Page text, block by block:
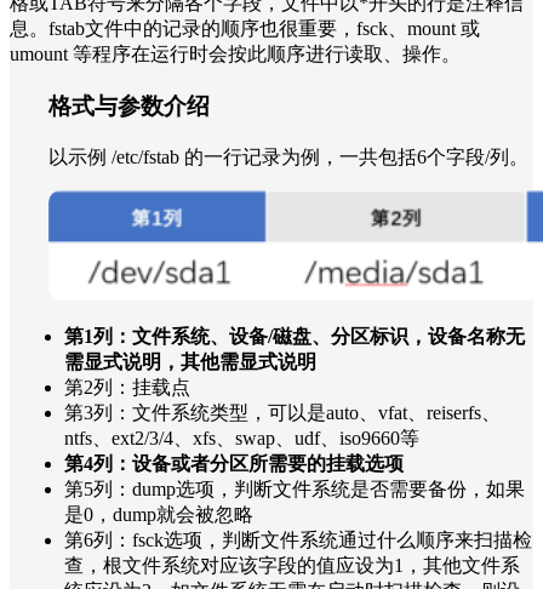
息。fstab文件中的记录的顺序也很重要，fsck、mount 或
umount 等程序在运行时会按此顺序进行读取、操作。
格式与参数介绍
以示例 /etc/fstab 的一行记录为例，一共包括6个字段/列。
第1列：文件系统、设备/磁盘、分区标识，设备名称无
需显式说明，其他需显式说明
第2列：挂载点
第3列：文件系统类型，可以是auto、vfat、reiserfs、
ntfs、ext2/3/4、xfs、swap、udf、iso9660等
第4列：设备或者分区所需要的挂载选项
第5列：dump选项，判断文件系统是否需要备份，如果
是0，dump就会被忽略
第6列：fsck选项，判断文件系统通过什么顺序来扫描检
查，根文件系统对应该字段的值应设为1，其他文件系